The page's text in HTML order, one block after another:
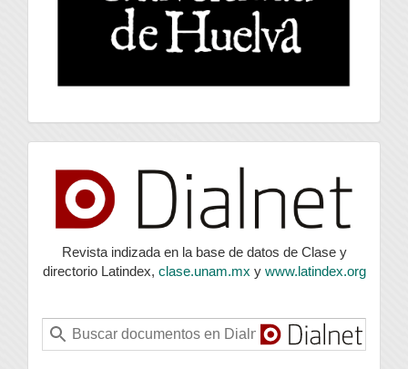
index
Revista indizada en la base de datos de Clase y
directorio Latindex, clase.unam.mx y www.latindex.org